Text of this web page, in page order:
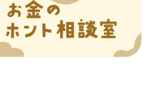
①【健康保険編】
メリット・デメリ